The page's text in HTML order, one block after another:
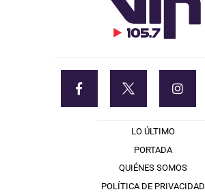
LO ÚLTIMO
PORTADA
QUIÉNES SOMOS
POLÍTICA DE PRIVACIDAD